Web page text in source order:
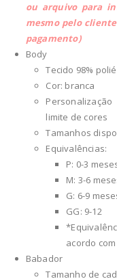
ou arquivo para
mesmo pelo
pagamento)
Body
Tecido 98%
Cor: branca
limite de cores
Tamanhos
Equivalências:
P: 0-3
M: 3-6
G: 6-9
GG: 9-12
acordo
Babador
Tamanho de